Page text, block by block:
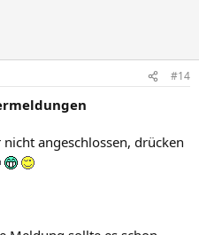
#14
nicht angeschlossen, drücken